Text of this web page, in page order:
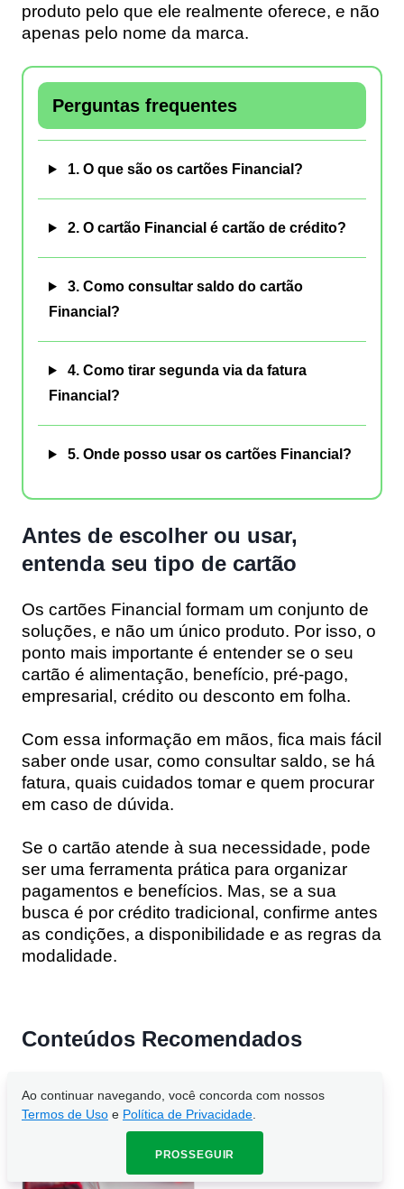
Ao continuar navegando, você concorda com nossos
Termos de Uso e Polí­tica de Privacidade
PROSSEGUIR
produto pelo que ele realmente oferece, e não
apenas pelo nome da marca.
Perguntas frequentes
1. O que são os cartões Financial?
2. O cartão Financial é cartão de crédito?
3. Como consultar saldo do cartão
Financial?
4. Como tirar segunda via da fatura
Financial?
5. Onde posso usar os cartões Financial?
Antes de escolher ou usar,
entenda seu tipo de cartão
Os cartões Financial formam um conjunto de
soluções, e não um único produto. Por isso, o
ponto mais importante é entender se o seu
cartão é alimentação, benefício, pré-pago,
empresarial, crédito ou desconto em folha.
Com essa informação em mãos, fica mais fácil
saber onde usar, como consultar saldo, se há
fatura, quais cuidados tomar e quem procurar
em caso de dúvida.
Se o cartão atende à sua necessidade, pode
ser uma ferramenta prática para organizar
pagamentos e benefícios. Mas, se a sua
busca é por crédito tradicional, confirme antes
as condições, a disponibilidade e as regras da
modalidade.
Conteúdos Recomendados
Cartão para posto de
gasolina: 5 opções para
economizar mais